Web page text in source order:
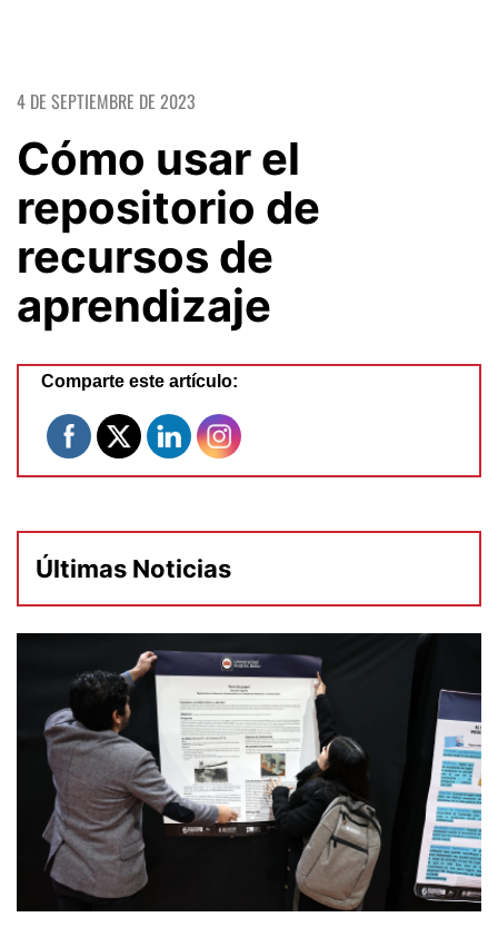
4 DE SEPTIEMBRE DE 2023
Cómo usar el
repositorio de
recursos de
aprendizaje
Comparte este artículo:
Últimas Noticias